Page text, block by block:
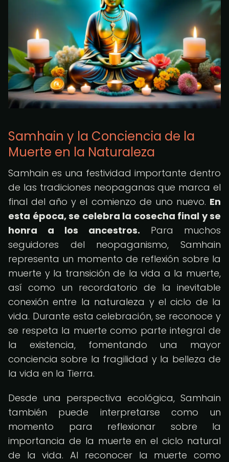
Samhain y la Conciencia de la
Muerte en la Naturaleza
Samhain es una festividad importante dentro
de las tradiciones neopaganas que marca el
final del año y el comienzo de uno nuevo. En
esta época, se celebra la cosecha final y se
honra a los ancestros. Para muchos
seguidores del neopaganismo, Samhain
representa un momento de reflexión sobre la
muerte y la transición de la vida a la muerte,
así como un recordatorio de la inevitable
conexión entre la naturaleza y el ciclo de la
vida. Durante esta celebración, se reconoce y
se respeta la muerte como parte integral de
la existencia, fomentando una mayor
conciencia sobre la fragilidad y la belleza de
la vida en la Tierra.
Desde una perspectiva ecológica, Samhain
también puede interpretarse como un
momento para reflexionar sobre la
importancia de la muerte en el ciclo natural
de la vida. Al reconocer la muerte como